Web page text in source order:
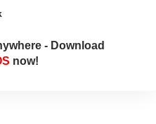
- Download
now!